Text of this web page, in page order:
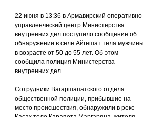
22 июня в 13:36 в Армавирский оперативно-
управленческий центр Министерства
внутренних дел поступило сообщение об
обнаружении в селе Айгешат тела мужчины
в возрасте от 50 до 55 лет. Об этом
сообщила полиция Министерства
внутренних дел.
Сотрудники Вагаршапатского отдела
общественной полиции, прибывшие на
место происшествия, обнаружили в реке